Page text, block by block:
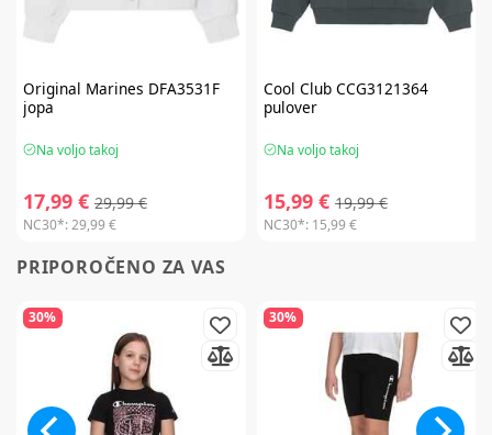
Original Marines DFA3531F
jopa
Na voljo takoj
17,99 € 29,99 €
NC30*:29,99 €
Cool ClubCCG3121364
pulover
Na voljo takoj
15,99 € 19,99 €
NC30*: 15,99 €
PRIPOROČENO ZA VAS
30% 30%